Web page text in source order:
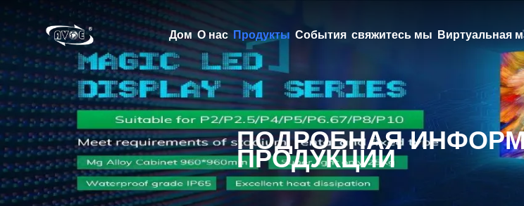
Дом О нас Продукты События свяжитесь мы Виртуальная
ПОДРОБНАЯ
ПРОДУКЦИИ